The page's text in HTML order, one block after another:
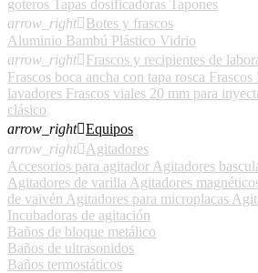
goteros Tapas dosificadoras Tapones
arrow_right Botes y frascos
Aluminio Bambú Plástico Vidrio
arrow_right Frascos y recipientes de
Frascos boca ancha con tapa rosca
lavadores Frascos viales 20 mm para
clásico
arrow_rightEquipos
arrow_right Agitadores
Accesorios para agitador Agitadores
Agitadores de varilla Agitadores
de vaivén Agitadores para microplacas
Incubadoras de agitación
Baños de bloque metálico
Baños de ultrasonidos
Baños termostáticos